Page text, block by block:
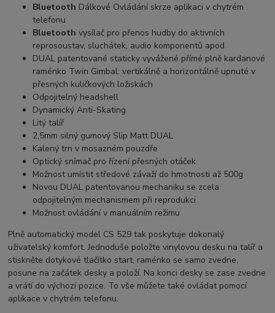
Bluetooth Dálkové Ovládání skrze aplikaci v chytrém
telefonu
Bluetoothvysílač pro přenos hudby do aktivních
reprosoustav, sluchátek, audio komponentů apod.
DUAL patentované staticky vyvážené přímé plně kardanové
raménko Twin Gimbal: vertikálně a horizontálně upnuté v
přesných kuličkových ložiskách
Odpojitelný headshell
Dynamický Anti-Skating
Litý talíř
2,5mm silný gumový Slip Matt DUAL
Kalený trn v mosazném pouzdře
Optický snímač pro řízení přesných otáček
Možnost umístit středové závaží do hmotnosti až 500g
Novou DUAL patentovanou mechaniku se zcela
odpojitelným mechanismem při reprodukci
Možnost ovládání v manuálním režimu
Plně automatický model CS 529 tak poskytuje dokonalý
uživatelský komfort. Jednoduše položte vinylovou desku na talíř a
stiskněte dotykové tlačítko start, raménko se samo zvedne,
posune na začátek desky a položí. Na konci desky se zase zvedne
a vrátí do výchozí pozice. To vše můžete také ovládat pomocí
aplikace v chytrém telefonu.